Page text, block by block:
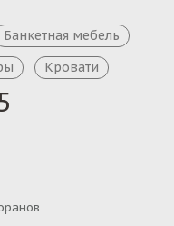
Банкетная мебель
Кровати